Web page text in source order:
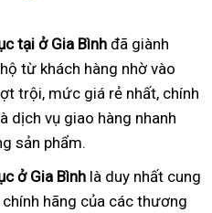
tại ở Gia Bìnhđã giành
từ khách hàng nhờ vào
trội, mức giá rẻ nhất, chính
dịch vụ giao hàng nhanh
sản phẩm.
ở Gia Bình là duy nhất cung
hãng của các thương